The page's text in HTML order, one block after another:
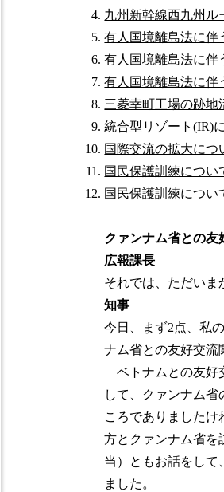
九州新幹線西九州ル
有人国境離島法に伴
有人国境離島法に伴
有人国境離島法に伴
三菱幸町工場の跡地
統合型リゾート(IR)
国際交流の拡大につ
国民保護訓練につい
国民保護訓練につい
クァンナム省との友
広報課長
それでは、ただいま
知事
今日、まず2点、私
ナム省との友好交流
ベトナムとの友好
して、クァンナム
ころでありました
方とクァンナム省を
当）ともお話をして
ました。